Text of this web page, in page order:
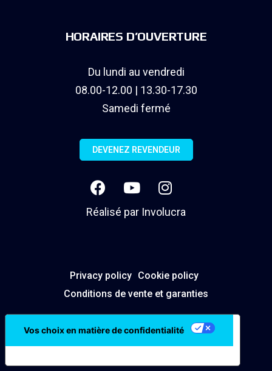
HORAIRES D’OUVERTURE
Du lundi au vendredi
08.00-12.00 | 13.30-17.30
Samedi fermé
DEVENEZ REVENDEUR
Réalisé par Involucra
Privacy policy Cookie policy
Conditions de vente et garanties
Vos choix en matière de confidentialité